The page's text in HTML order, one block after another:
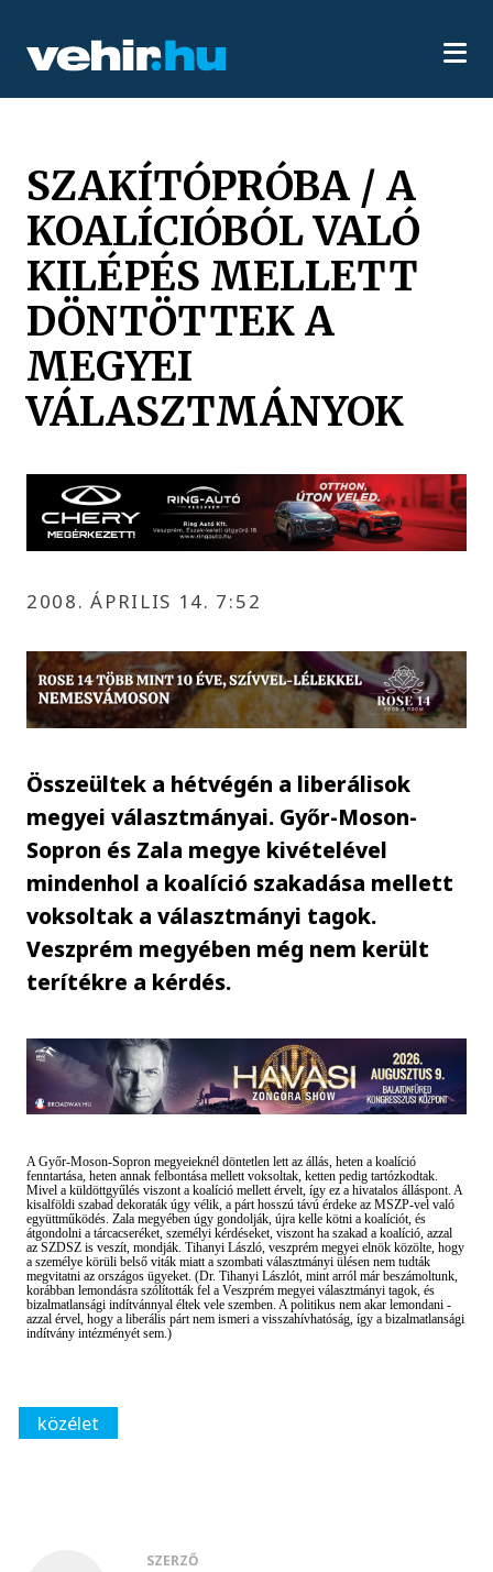
SZAKÍTÓPRÓBA / A
KOALÍCIÓBÓL VALÓ
KILÉPÉS MELLETT
DÖNTÖTTEK A
MEGYEI
VÁLASZTMÁNYOK
2008. ÁPRILIS 14. 7:52
Összeültek a hétvégén a liberálisok
megyei választmányai. Győr-Moson-
Sopron és Zala megye kivételével
mindenhol a koalíció szakadása mellett
voksoltak a választmányi tagok.
Veszprém megyében még nem került
terítékre a kérdés.
A Győr-Moson-Sopron megyeieknél döntetlen lett az állás, heten a koalíció
fenntartása, heten annak felbontása mellett voksoltak, ketten pedig tartózkodtak.
Mivel a küldöttgyűlés viszont a koalíció mellett érvelt, így ez a hivatalos álláspont. A
kisalföldi szabad dekoraták úgy vélik, a párt hosszú távú érdeke az MSZP-vel való
együttműködés. Zala megyében úgy gondolják, újra kelle kötni a koalíciót, és
átgondolni a tárcacseréket, személyi kérdéseket, viszont ha szakad a koalíció, azzal
az SZDSZ is veszít, mondják. Tihanyi László, veszprém megyei elnök közölte, hogy
a személye körüli belső viták miatt a szombati választmányi ülésen nem tudták
megvitatni az országos ügyeket. (Dr. Tihanyi Lászlót, mint arról már beszámoltunk,
korábban lemondásra szólították fel a Veszprém megyei választmányi tagok, és
bizalmatlansági indítvánnyal éltek vele szemben. A politikus nem akar lemondani -
azzal érvel, hogy a liberális párt nem ismeri a visszahívhatóság, így a bizalmatlansági
indítvány intézményét sem.)
közélet
SZERZŐ